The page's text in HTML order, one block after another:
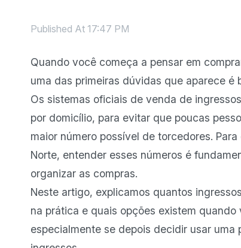
Published At 17:47 PM
Quando você começa a pensar em
uma das primeiras dúvidas que aparece é
Os sistemas oficiais de venda de
por domicílio, para evitar que poucas
maior número possível de torcedores.
Norte, entender esses números é
organizar as compras.
Neste artigo, explicamos quantos
na prática e quais opções existem
especialmente se depois decidir usar